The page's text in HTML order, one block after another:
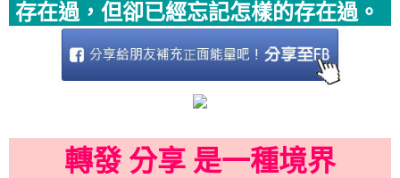
存在過，但卻已經忘記怎樣的存在過。
轉發 分享 是一種境界